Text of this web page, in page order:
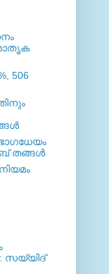
506
തങ്ങള്‍
സയ്യിദ്